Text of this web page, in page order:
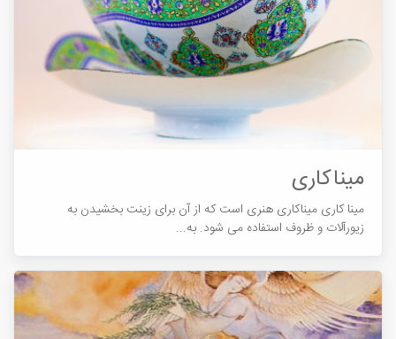
میناکاری
مینا کاری میناکاری هنری است که از آن برای زینت بخشیدن به
زیورآلات و ظروف استفاده می شود. به...